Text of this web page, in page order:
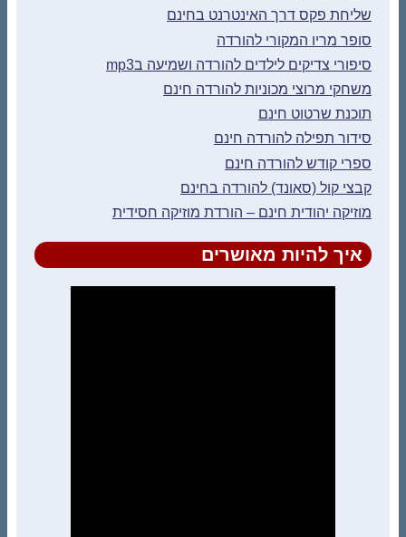
שליחת פקס דרך האינטרנט בחינם
סופר מריו המקורי להורדה
סיפורי צדיקים לילדים להורדה ושמיעה בmp3
משחקי מרוצי מכוניות להורדה חינם
תוכנת שרטוט חינם
סידור תפילה להורדה חינם
ספרי קודש להורדה חינם
קבצי קול (סאונד) להורדה בחינם
מוזיקה יהודית חינם – הורדת מוזיקה חסידית
איך להיות מאושרים